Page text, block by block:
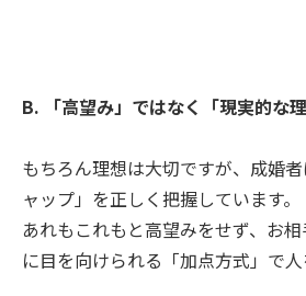
B. 「高望み」ではなく「現実的な理
もちろん理想は大切ですが、成婚
ャップ」を正しく把握しています。
あれもこれもと高望みをせず、お
に目を向けられる「加点方式」で人